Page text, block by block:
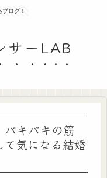
ログ！
サーLAB
バキバキの筋
気になる結婚